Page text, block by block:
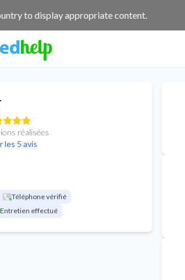
to display appropriate content.
réalisées
les 5 avis
Téléphone vérifié
Entretien effectué